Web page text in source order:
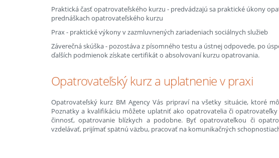
Praktická časť opatrovateľského kurzu - predvádzajú sa praktické úkony
prednáškach opatrovateľského kurzu
Prax - praktické výkony v zazmluvnených zariadeniach sociálnych služieb
Záverečná skúška - pozostáva z písomného testu a ústnej odpovede, po
ďalších podmienok získate certifikát o absolvovaní kurzu opatrovania.
Opatrovateľský kurz a uplatnenie v praxi
Opatrovateľský kurz BM Agency Vás pripraví na všetky situácie, ktoré
Poznatky a kvalifikáciu môžete uplatniť ako opatrovatelia či
činnosť, opatrovanie blízkych a podobne. Byť opatrovateľkou či
vzdelávať, prijímať spätnú väzbu, pracovať na komunikačných